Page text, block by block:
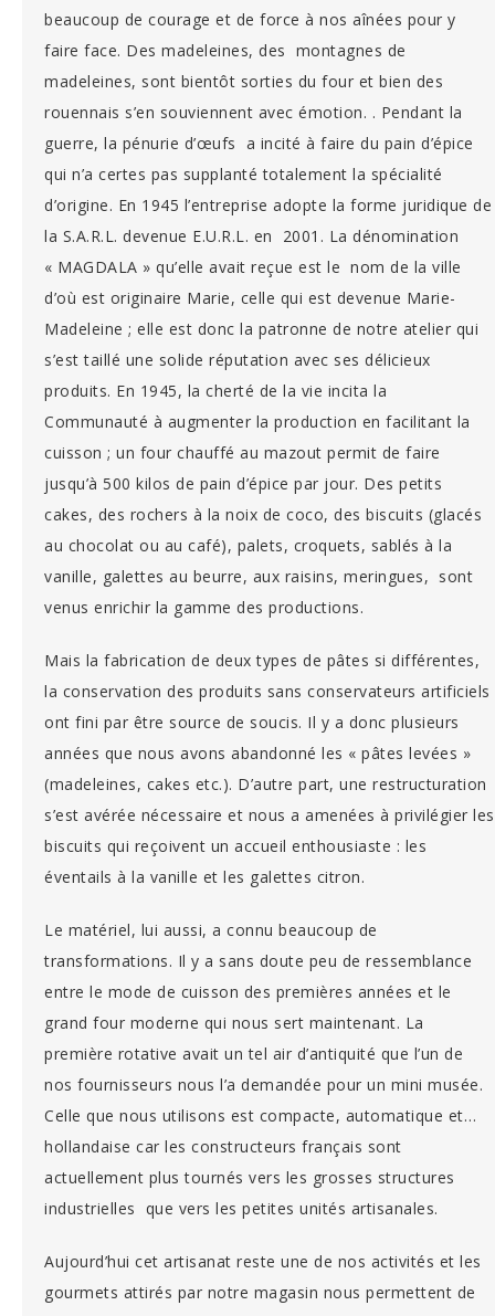
beaucoup de courage et de force à nos aînées pour y
faire face. Des madeleines, des montagnes de
madeleines, sont bientôt sorties du four et bien des
rouennais s’en souviennent avec émotion. . Pendant la
guerre, la pénurie d’œufs a incité à faire du pain d’épice
qui n’a certes pas supplanté totalement la spécialité
d’origine. En 1945 l’entreprise adopte la forme juridique de
la S.A.R.L. devenue E.U.R.L. en 2001. La dénomination
« MAGDALA » qu’elle avait reçue est le nom de la ville
d’où est originaire Marie, celle qui est devenue Marie-
Madeleine ; elle est donc la patronne de notre atelier qui
s’est taillé une solide réputation avec ses délicieux
produits. En 1945, la cherté de la vie incita la
Communauté à augmenter la production en facilitant la
cuisson ; un four chauffé au mazout permit de faire
jusqu’à 500 kilos de pain d’épice par jour. Des petits
cakes, des rochers à la noix de coco, des biscuits (glacés
au chocolat ou au café), palets, croquets, sablés à la
vanille, galettes au beurre, aux raisins, meringues, sont
venus enrichir la gamme des productions.
Mais la fabrication de deux types de pâtes si différentes,
la conservation des produits sans conservateurs artificiels
ont fini par être source de soucis. Il y a donc plusieurs
années que nous avons abandonné les « pâtes levées »
(madeleines, cakes etc.). D’autre part, une restructuration
s’est avérée nécessaire et nous a amenées à privilégier les
biscuits qui reçoivent un accueil enthousiaste : les
éventails à la vanille et les galettes citron.
Le matériel, lui aussi, a connu beaucoup de
transformations. Il y a sans doute peu de ressemblance
entre le mode de cuisson des premières années et le
grand four moderne qui nous sert maintenant. La
première rotative avait un tel air d’antiquité que l’un de
nos fournisseurs nous l’a demandée pour un mini musée.
Celle que nous utilisons est compacte, automatique et…
hollandaise car les constructeurs français sont
actuellement plus tournés vers les grosses structures
industrielles que vers les petites unités artisanales.
Aujourd’hui cet artisanat reste une de nos activités et les
gourmets attirés par notre magasin nous permettent de